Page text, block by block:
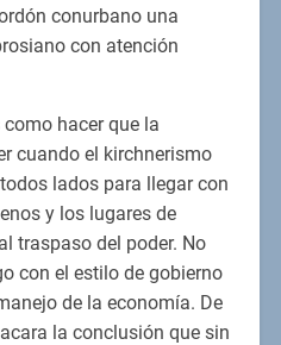
conurbano una
con atención
hacer que la
cuando el kirchnerismo
lados para llegar con
y los lugares de
traspaso del poder. No
con el estilo de gobierno
de la economía. De
la conclusión que sin